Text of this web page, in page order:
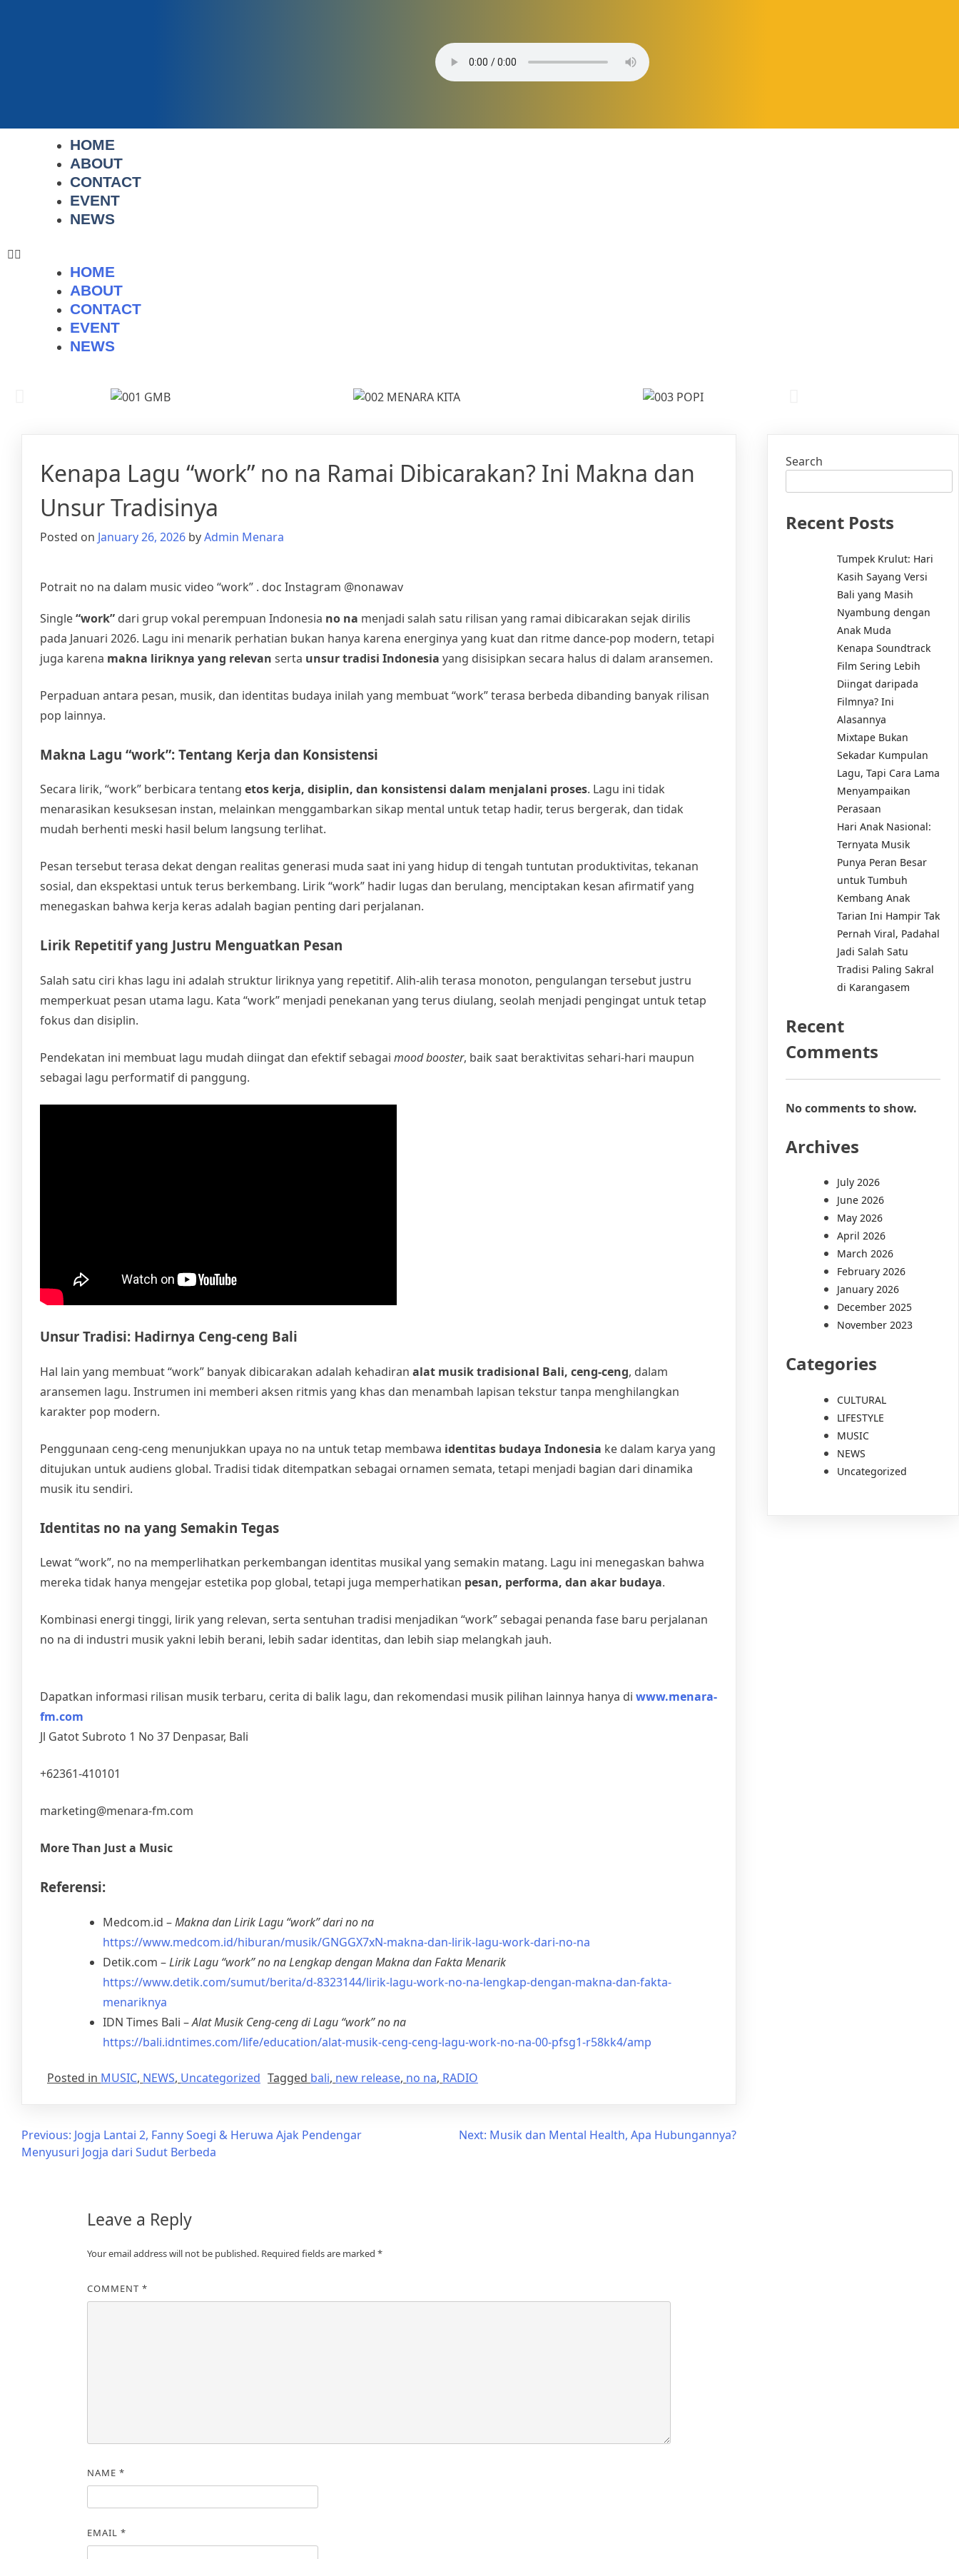
HOME
ABOUT
CONTACT
EVENT
NEWS
HOME
ABOUT
CONTACT
EVENT
NEWS
Kenapa Lagu “work” no na Ramai Dibicarakan? Ini Makna dan
Unsur Tradisinya
Posted on January 26, 2026 byAdmin Menara
Potrait no na dalam music video “work” . doc Instagram @nonawav
Single“work” dari grup vokal perempuan Indonesia no na menjadi salah satu rilisan yang ramai dibicarakan sejak dirilis
pada Januari 2026. Lagu ini menarik perhatian bukan hanya karena energinya yang kuat dan ritme dance-pop modern, tetapi
juga karena makna liriknya yang relevan serta unsur tradisi Indonesia yang disisipkan secara halus di dalam aransemen.
Perpaduan antara pesan, musik, dan identitas budaya inilah yang membuat “work” terasa berbeda dibanding banyak rilisan
pop lainnya.
Makna Lagu “work”: Tentang Kerja dan Konsistensi
Secara lirik, “work” berbicara tentang etos kerja, disiplin, dan konsistensi dalam menjalani proses. Lagu ini tidak
menarasikan kesuksesan instan, melainkan menggambarkan sikap mental untuk tetap hadir, terus bergerak, dan tidak
mudah berhenti meski hasil belum langsung terlihat.
Pesan tersebut terasa dekat dengan realitas generasi muda saat ini yang hidup di tengah tuntutan produktivitas, tekanan
sosial, dan ekspektasi untuk terus berkembang. Lirik “work” hadir lugas dan berulang, menciptakan kesan afirmatif yang
menegaskan bahwa kerja keras adalah bagian penting dari perjalanan.
Lirik Repetitif yang Justru Menguatkan Pesan
Salah satu ciri khas lagu ini adalah struktur liriknya yang repetitif. Alih-alih terasa monoton, pengulangan tersebut justru
memperkuat pesan utama lagu. Kata “work” menjadi penekanan yang terus diulang, seolah menjadi pengingat untuk tetap
fokus dan disiplin.
Pendekatan ini membuat lagu mudah diingat dan efektif sebagai mood booster, baik saat beraktivitas sehari-hari maupun
sebagai lagu performatif di panggung.
Unsur Tradisi: Hadirnya Ceng-ceng Bali
Hal lain yang membuat “work” banyak dibicarakan adalah kehadiran alat musik tradisional Bali, ceng-ceng, dalam
aransemen lagu. Instrumen ini memberi aksen ritmis yang khas dan menambah lapisan tekstur tanpa menghilangkan
karakter pop modern.
Penggunaan ceng-ceng menunjukkan upaya no na untuk tetap membawa identitas budaya Indonesia ke dalam karya yang
ditujukan untuk audiens global. Tradisi tidak ditempatkan sebagai ornamen semata, tetapi menjadi bagian dari dinamika
musik itu sendiri.
Identitas no na yang Semakin Tegas
Lewat “work”, no na memperlihatkan perkembangan identitas musikal yang semakin matang. Lagu ini menegaskan bahwa
mereka tidak hanya mengejar estetika pop global, tetapi juga memperhatikan pesan, performa, dan akar budaya.
Kombinasi energi tinggi, lirik yang relevan, serta sentuhan tradisi menjadikan “work” sebagai penanda fase baru perjalanan
no na di industri musik yakni lebih berani, lebih sadar identitas, dan lebih siap melangkah jauh.
Dapatkan informasi rilisan musik terbaru, cerita di balik lagu, dan rekomendasi musik pilihan lainnya hanya di www.menara-
fm.com
Jl Gatot Subroto 1 No 37 Denpasar, Bali
+62361-410101
marketing@menara-fm.com
More Than Just a Music
Referensi:
Medcom.id –Makna dan Lirik Lagu “work” dari no na
https://www.medcom.id/hiburan/musik/GNGGX7xN-makna-dan-lirik-lagu-work-dari-no-na
Detik.com –Lirik Lagu “work” no na Lengkap dengan Makna dan Fakta Menarik
https://www.detik.com/sumut/berita/d-8323144/lirik-lagu-work-no-na-lengkap-dengan-makna-dan-fakta-
menariknya
IDN Times Bali –Alat Musik Ceng-ceng di Lagu “work” no na
https://bali.idntimes.com/life/education/alat-musik-ceng-ceng-lagu-work-no-na-00-pfsg1-r58kk4/amp
Posted in MUSIC, NEWS, Uncategorized Tagged bali, new release, no na, RADIO
Previous: Jogja Lantai 2, Fanny Soegi & Heruwa Ajak Pendengar
Menyusuri Jogja dari Sudut Berbeda
Next: Musik dan Mental Health, Apa Hubungannya?
Leave a Reply
Your email address will not be published. Required fields are marked *
COMMENT *
NAME *
EMAIL *
Search
Recent Posts
Tumpek Krulut: Hari
Kasih Sayang Versi
Bali yang Masih
Nyambung dengan
Anak Muda
Kenapa Soundtrack
Film Sering Lebih
Diingat daripada
Filmnya? Ini
Alasannya
Mixtape Bukan
Sekadar Kumpulan
Lagu, Tapi Cara Lama
Menyampaikan
Perasaan
Hari Anak Nasional:
Ternyata Musik
Punya Peran Besar
untuk Tumbuh
Kembang Anak
Tarian Ini Hampir Tak
Pernah Viral, Padahal
Jadi Salah Satu
Tradisi Paling Sakral
di Karangasem
Recent
Comments
No comments to show.
Archives
July 2026
June 2026
May 2026
April 2026
March 2026
February 2026
January 2026
December 2025
November 2023
Categories
CULTURAL
LIFESTYLE
MUSIC
NEWS
Uncategorized